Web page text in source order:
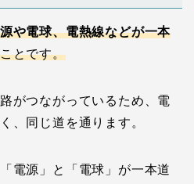
や電球、電熱線などが一本
とです。
がつながっているため、電
、同じ道を通ります。
電源」と「電球」が一本道